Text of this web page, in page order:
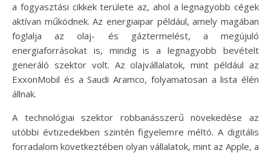
a fogyasztási cikkek területe az, ahol a legnagyobb cégek
aktívan működnek. Az energiaipar például, amely magában
foglalja az olaj- és gáztermelést, a megújuló
energiaforrásokat is, mindig is a legnagyobb bevételt
generáló szektor volt. Az olajvállalatok, mint például az
ExxonMobil és a Saudi Aramco, folyamatosan a lista élén
állnak.
A technológiai szektor robbanásszerű növekedése az
utóbbi évtizedekben szintén figyelemre méltó. A digitális
forradalom következtében olyan vállalatok, mint az Apple, a